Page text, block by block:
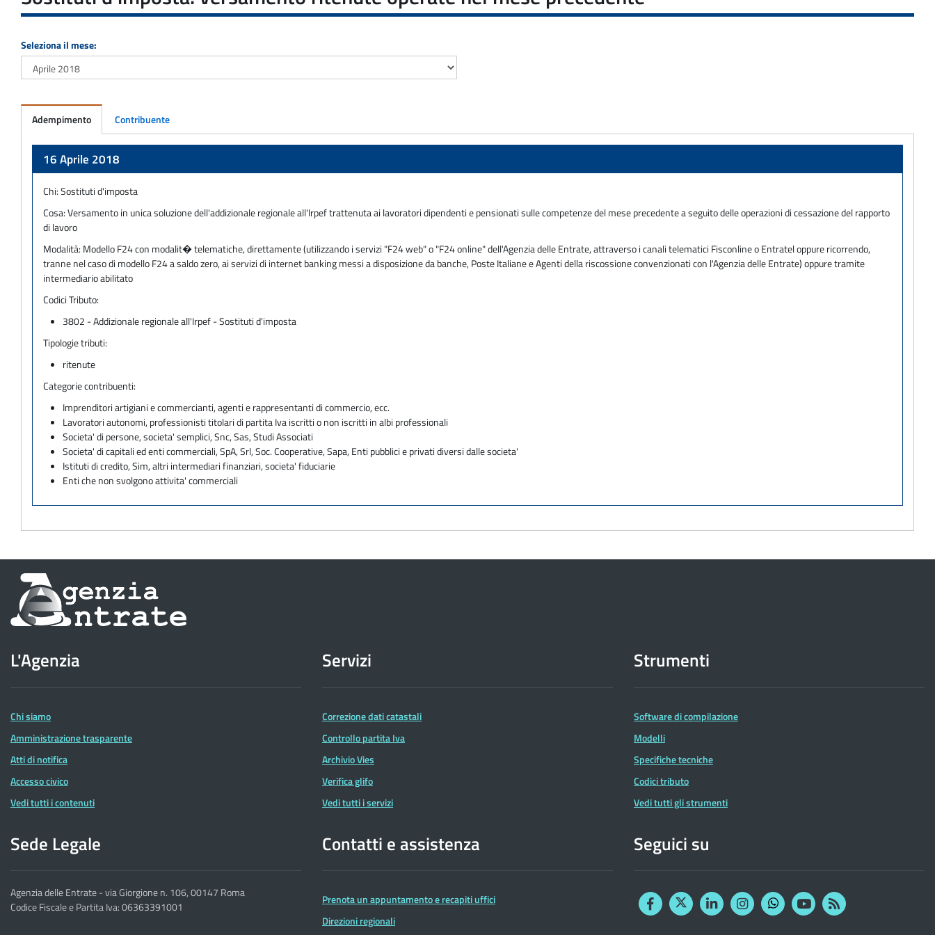
Seleziona il mese:
Adempimento Contribuente
16 Aprile 2018
Chi:Sostituti d'imposta
Cosa:Versamento in unica soluzione dell'addizionale regionale all'Irpef trattenuta ai lavoratori dipendenti e pensionati sulle competenze del mese precedente a seguito delle operazioni di cessazione del rapporto
di lavoro
Modalità: Modello F24 con modalit� telematiche, direttamente (utilizzando i servizi "F24 web" o "F24 online" dell'Agenzia delle Entrate, attraverso i canali telematici Fisconline o Entratel oppure ricorrendo,
tranne nel caso di modello F24 a saldo zero, ai servizi di internet banking messi a disposizione da banche, Poste Italiane e Agenti della riscossione convenzionati con l'Agenzia delle Entrate) oppure tramite
intermediario abilitato
Codici Tributo:
3802 - Addizionale regionale all'Irpef - Sostituti d'imposta
Tipologie tributi:
ritenute
Categorie contribuenti:
Imprenditori artigiani e commercianti, agenti e rappresentanti di commercio, ecc.
Lavoratori autonomi, professionisti titolari di partita Iva iscritti o non iscritti in albi professionali
Societa' di persone, societa' semplici, Snc, Sas, Studi Associati
Societa' di capitali ed enti commerciali, SpA, Srl, Soc. Cooperative, Sapa, Enti pubblici e privati diversi dalle societa'
Istituti di credito, Sim, altri intermediari finanziari, societa' fiduciarie
Enti che non svolgono attivita' commerciali
Informazioni
sul
dell'Agenzia
delle
Entrate
L'Agenzia
Chi siamo
Amministrazione trasparente
Atti di notifica
Accesso civico
Vedi tutti i contenuti
Servizi
Correzione dati catastali
Controllo partita Iva
Archivio Vies
Verifica glifo
Vedi tutti i servizi
Strumenti
Software di compilazione
Modelli
Specifiche tecniche
Codici tributo
Vedi tutti gli strumenti
Sede Legale
Agenzia delle Entrate - via Giorgione n. 106, 00147 Roma
Codice Fiscale e Partita Iva: 06363391001
Contatti e assistenza
Prenota un appuntamento e recapiti uffici
Direzioni regionali
Seguici su
FacebookTwitterLinkedinInstagram
YouTubeRSS